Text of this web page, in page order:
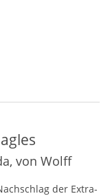
von Wolff
der Extra-